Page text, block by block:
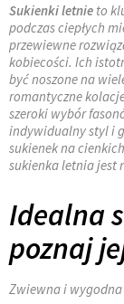
Sukienki letnie to
podczas ciepłych
przewiewne
kobiecości. Ich
być noszone na
romantyczne
szeroki wybór
indywidualny styl i
sukienek na
sukienka letnia jest
Idealna
poznaj
Zwiewna i wygodna